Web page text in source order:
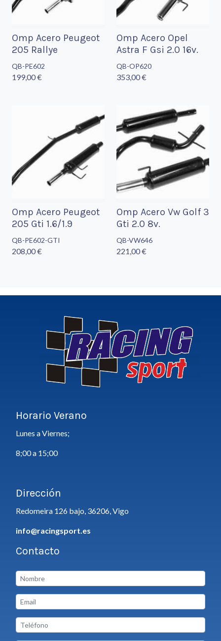
Omp Acero Peugeot
205 Rallye
QB-PE602
199,00 €
Omp Acero Opel
Astra F Gsi 2.0 16v.
QB-OP620
353,00 €
Omp Acero Peugeot
205 Gti 1.6/1.9
QB-PE602-GTI
208,00 €
Omp Acero Vw Golf 3
Gti 2.0 8v.
QB-VW646
221,00 €
Horario Verano
Lunes a Viernes;
8;00 a 15;00
Dirección
Redomeira 126 bajo, 36206, Vigo
info@racingsport.es
Contacto